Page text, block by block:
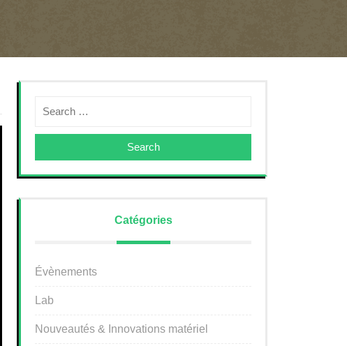
Search
Catégories
Évènements
Lab
Nouveautés & Innovations matériel